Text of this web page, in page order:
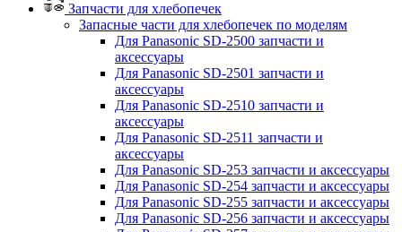
Запчасти для хлебопечек
Запасные части для хлебопечек по моделям
Для Panasonic SD-2500 запчасти и
аксессуары
Для Panasonic SD-2501 запчасти и
аксессуары
Для Panasonic SD-2510 запчасти и
аксессуары
Для Panasonic SD-2511 запчасти и
аксессуары
Для Panasonic SD-253 запчасти и аксессуары
Для Panasonic SD-254 запчасти и аксессуары
Для Panasonic SD-255 запчасти и аксессуары
Для Panasonic SD-256 запчасти и аксессуары